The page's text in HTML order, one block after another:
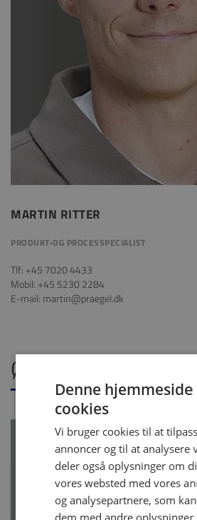
MARTIN RITTER
PRODUKT-OG PROCESSPECIALIST
Tlf: +45 7020 4433
Mobil: +45 5230 2284
E-mail: martin@praegel.dk
ØKONOMI
Denne
cookies
Vi bruger cookies til at
annoncer og til at analysere
deler også oplysninger om
vores websted med vores
og analysepartnere, som
dem med andre